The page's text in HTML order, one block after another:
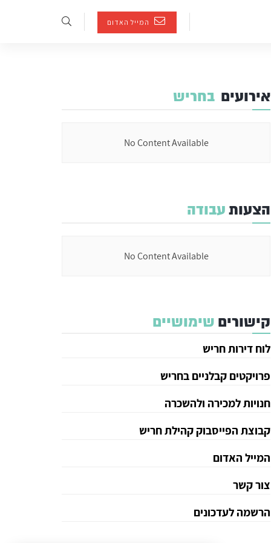
המייל האדום
אירועים בחריש
No Content Available
הצעותעבודה
No Content Available
קישורים שימושיים
לוח דירות חריש
פרויקטים קבלניים בחריש
חנויות למכירה ולהשכרה
קבוצת הפייסבוק קהילת חריש
המייל האדום
צור קשר
הרשמה לעדכונים